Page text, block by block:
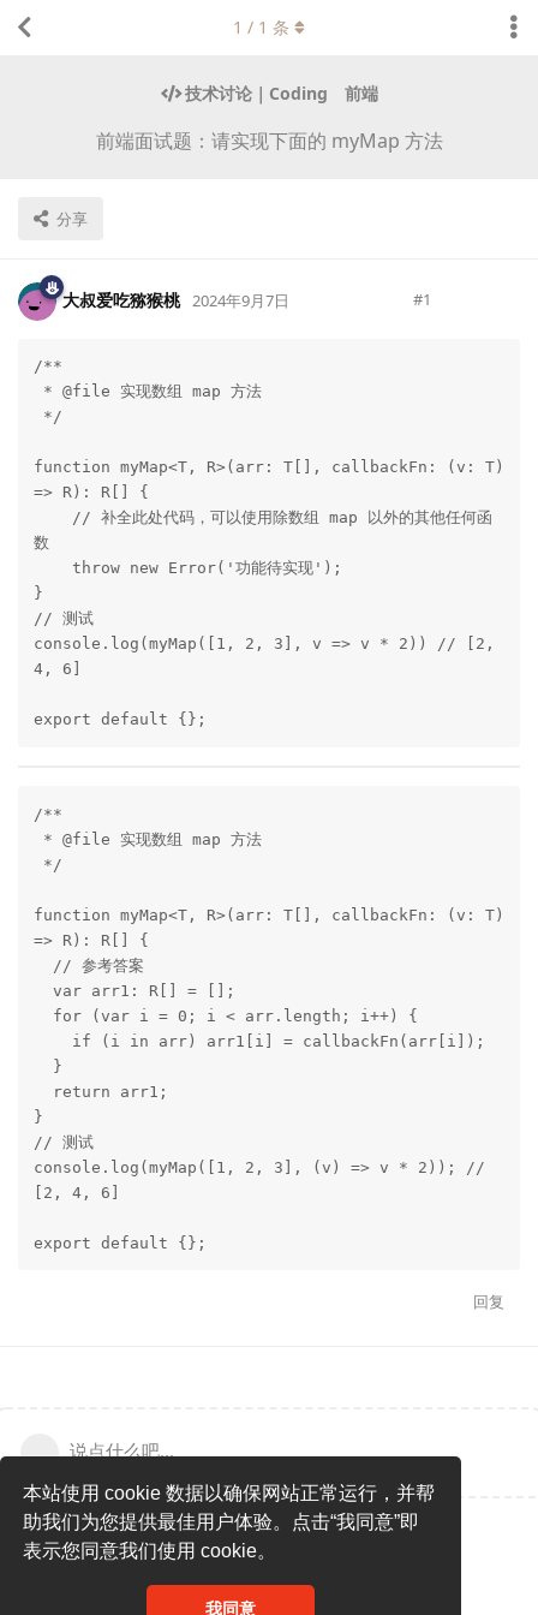
本站使用 cookie 数据以确保网站正常运行，并帮
助我们为您提供最佳用户体验。点击“我同意”即
表示您同意我们使用 cookie。
我同意
技术讨论｜Coding 前端
前端面试题：请实现下面的 myMap 方法
分享
1 / 1 条
大叔爱吃猕猴桃 2024年9月7日 #1
/**
function myMap<T, R>(arr: T[], callbackFn: (v: T)
=> R): R[] {
数
}
// 测试
console.log(myMap([1, 2, 3], v => v * 2)) // [2,
4, 6]
export default {};
/**
function myMap<T, R>(arr: T[], callbackFn: (v: T)
=> R): R[] {
}
// 测试
console.log(myMap([1, 2, 3], (v) => v * 2)); //
[2, 4, 6]
export default {};
回复
说点什么吧...